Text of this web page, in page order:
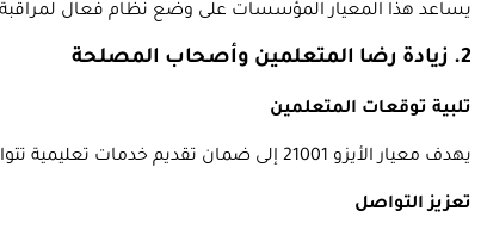
يساعد هذا المعيار المؤسسات على وضع نظام فعال لمراقبة
2. زيادة رضا المتعلمين وأصحاب المصلحة
تلبية توقعات المتعلمين
يهدف معيار الأيزو 21001 إلى ضمان تقديم خدمات تعليمية تتوافق مع توقعات المتعلمين، مما يزيد من رضاهم ويعزز تجربتهم التعليمية.
تعزيز التواصل